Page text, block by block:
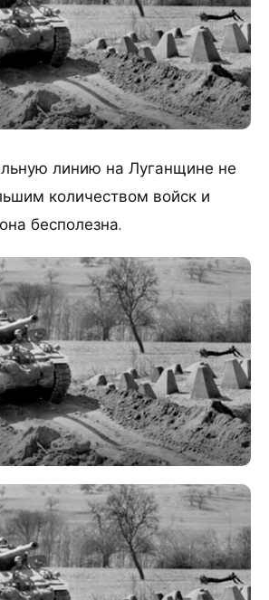
линию на Луганщине не
количеством войск и
бесполезна.